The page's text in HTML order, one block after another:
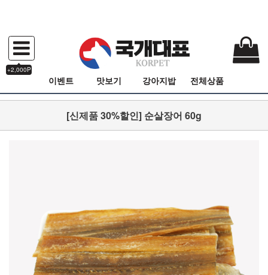
+2,000P
이벤트 맛보기 강아지밥 전체상품
[신제품 30%할인] 순살장어 60g